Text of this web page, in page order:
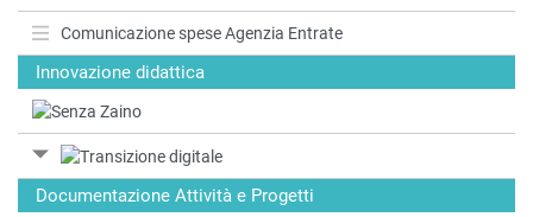
Comunicazione spese Agenzia Entrate
Innovazione didattica
Documentazione Attività e Progetti